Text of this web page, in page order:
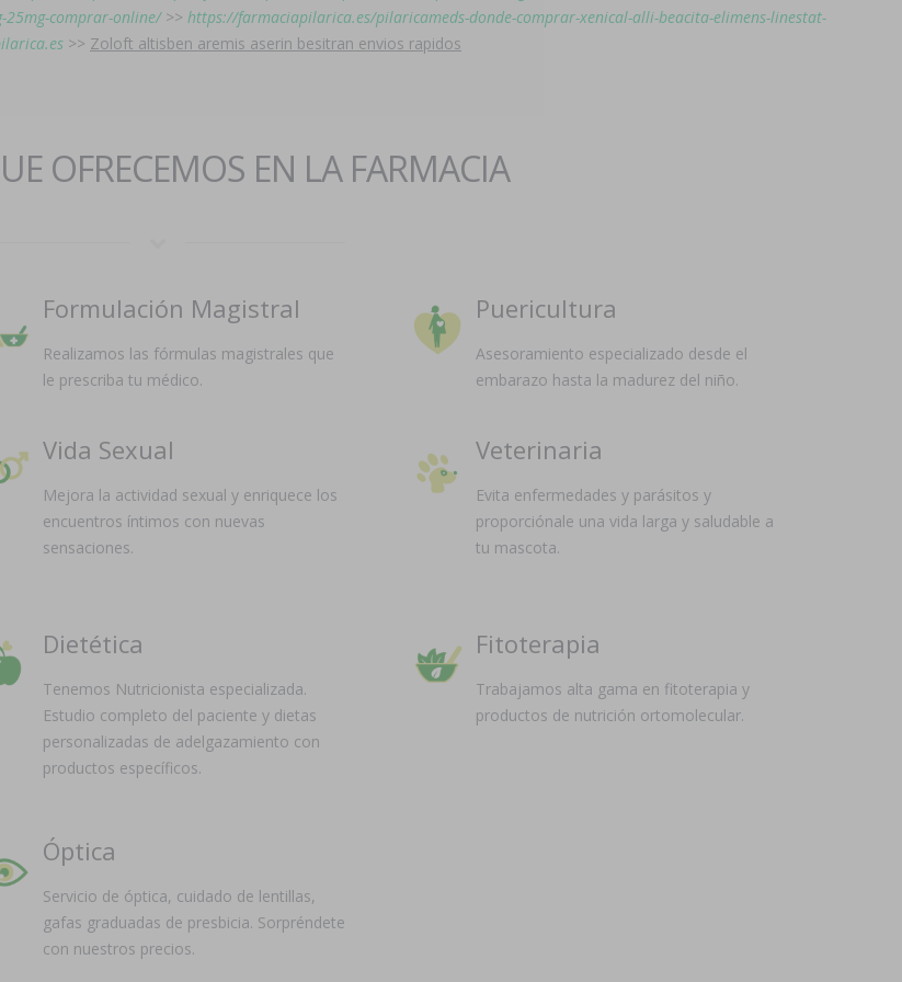
comprar-online/>> https://farmaciapilarica.es/pilaricameds-donde-comprar-xenical-alli-beacita-elimens-linestat-
>> Zoloft altisben aremis aserin besitran envios rapidos
OFRECEMOS EN LA FARMACIA
Formulación Magistral
Realizamos las fórmulas magistrales que
le prescriba tu médico.
Puericultura
Asesoramiento especializado desde el
embarazo hasta la madurez del niño.
Vida Sexual
Mejora la actividad sexual y enriquece los
encuentros íntimos con nuevas
sensaciones.
Veterinaria
Evita enfermedades y parásitos y
proporciónale una vida larga y saludable a
tu mascota.
Dietética
Tenemos Nutricionista especializada.
Estudio completo del paciente y dietas
personalizadas de adelgazamiento con
productos específicos.
Fitoterapia
Trabajamos alta gama en fitoterapia y
productos de nutrición ortomolecular.
Óptica
Servicio de óptica, cuidado de lentillas,
gafas graduadas de presbicia. Sorpréndete
con nuestros precios.